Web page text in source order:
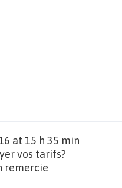
at 15 h 35 min
vos tarifs?
remercie